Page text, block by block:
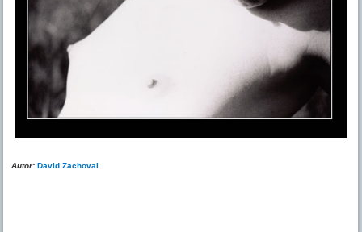
Autor:David Zachoval